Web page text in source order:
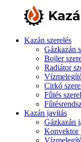
Kazán szerelés
Gázkazán
Bojler
Radiátor
Cirkó
Fűtés
Kazán javítás
Gázkazán
Konvektor